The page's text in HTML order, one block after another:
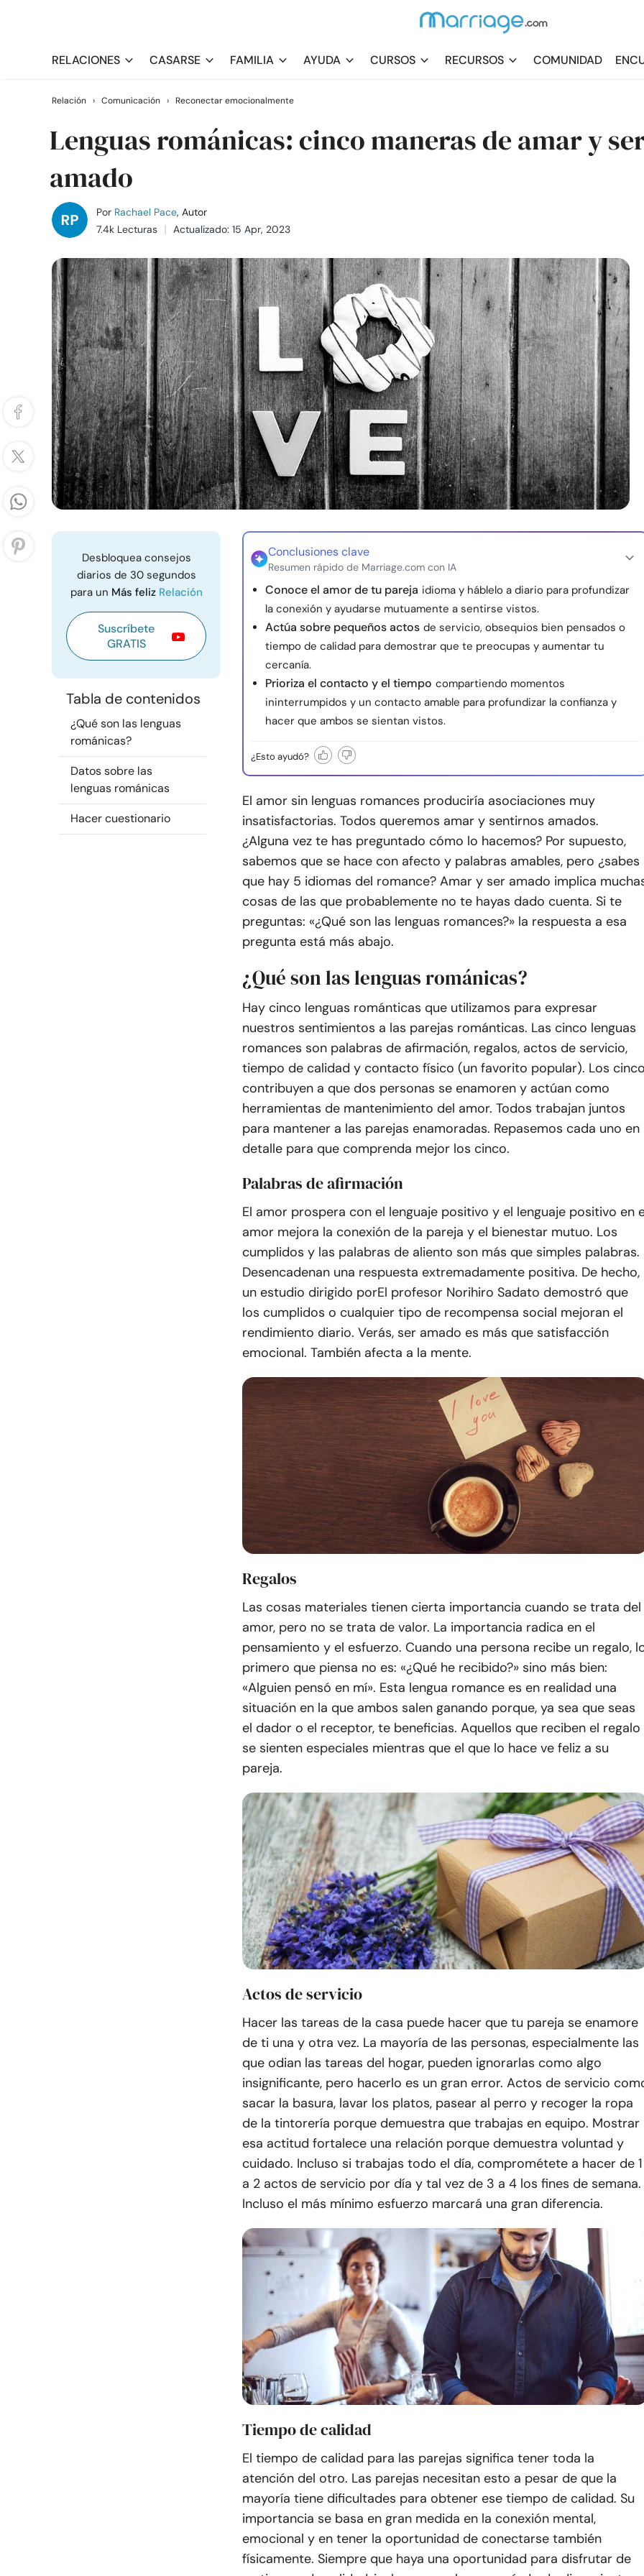
RELACIONES CASARSE FAMILIA AYUDA CURSOS RECURSOS COMUNIDAD
Relación › Comunicación › Reconectar emocionalmente
Lenguas románicas: cinco maneras de amar y
amado
Por Rachael Pace, Autor
7.4k Lecturas
Actualizado: 15 Apr, 2023
Desbloquea consejos
diarios de 30 segundos
para un Más feliz Relación
Suscríbete
GRATIS
Tabla de contenidos
¿Qué son las lenguas
románicas?
Datos sobre las
lenguas románicas
Hacer cuestionario
Conclusiones clave
Resumen rápido de Marriage.com con IA
Conoce el amor de tu pareja idioma y háblelo a diario para profundizar
la conexión y ayudarse mutuamente a sentirse vistos.
Actúa sobre pequeños actos de servicio, obsequios bien pensados o
tiempo de calidad para demostrar que te preocupas y aumentar tu
cercanía.
Prioriza el contacto y el tiempo compartiendo momentos
ininterrumpidos y un contacto amable para profundizar la confianza y
hacer que ambos se sientan vistos.
¿Esto ayudó?
El amor sin lenguas romances produciría asociaciones muy
insatisfactorias. Todos queremos amar y sentirnos amados.
¿Alguna vez te has preguntado cómo lo hacemos? Por supuesto,
sabemos que se hace con afecto y palabras amables, pero ¿sabes
que hay 5 idiomas del romance? Amar y ser amado implica
cosas de las que probablemente no te hayas dado cuenta. Si te
preguntas: «¿Qué son las lenguas romances?» la respuesta a esa
pregunta está más abajo.
¿Qué son las lenguas románicas?
Hay cinco lenguas románticas que utilizamos para expresar
nuestros sentimientos a las parejas románticas. Las cinco lenguas
romances son palabras de afirmación, regalos, actos de servicio,
tiempo de calidad y contacto físico (un favorito popular). Los
contribuyen a que dos personas se enamoren y actúan como
herramientas de mantenimiento del amor. Todos trabajan juntos
para mantener a las parejas enamoradas. Repasemos cada uno en
detalle para que comprenda mejor los cinco.
Palabras de afirmación
El amor prospera con el lenguaje positivo y el lenguaje positivo en
amor mejora la conexión de la pareja y el bienestar mutuo. Los
cumplidos y las palabras de aliento son más que simples palabras.
Desencadenan una respuesta extremadamente positiva. De hecho,
un estudio dirigido porEl profesor Norihiro Sadato demostró que
los cumplidos o cualquier tipo de recompensa social mejoran el
rendimiento diario. Verás, ser amado es más que satisfacción
emocional. También afecta a la mente.
Regalos
Las cosas materiales tienen cierta importancia cuando se trata del
amor, pero no se trata de valor. La importancia radica en el
pensamiento y el esfuerzo. Cuando una persona recibe un regalo,
primero que piensa no es: «¿Qué he recibido?» sino más bien:
«Alguien pensó en mí». Esta lengua romance es en realidad una
situación en la que ambos salen ganando porque, ya sea que seas
el dador o el receptor, te beneficias. Aquellos que reciben el regalo
se sienten especiales mientras que el que lo hace ve feliz a su
pareja.
Actos de servicio
Hacer las tareas de la casa puede hacer que tu pareja se enamore
de ti una y otra vez. La mayoría de las personas, especialmente las
que odian las tareas del hogar, pueden ignorarlas como algo
insignificante, pero hacerlo es un gran error. Actos de servicio
sacar la basura, lavar los platos, pasear al perro y recoger la ropa
de la tintorería porque demuestra que trabajas en equipo. Mostrar
esa actitud fortalece una relación porque demuestra voluntad y
cuidado. Incluso si trabajas todo el día, comprométete a hacer de 1
a 2 actos de servicio por día y tal vez de 3 a 4 los fines de semana.
Incluso el más mínimo esfuerzo marcará una gran diferencia.
Tiempo de calidad
El tiempo de calidad para las parejas significa tener toda la
atención del otro. Las parejas necesitan esto a pesar de que la
mayoría tiene dificultades para obtener ese tiempo de calidad. Su
importancia se basa en gran medida en la conexión mental,
emocional y en tener la oportunidad de conectarse también
físicamente. Siempre que haya una oportunidad para disfrutar de